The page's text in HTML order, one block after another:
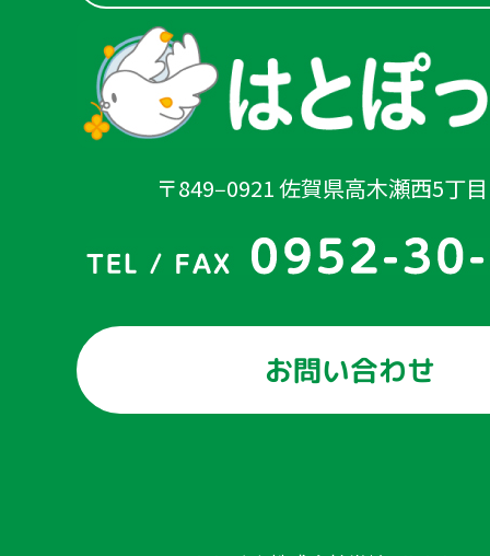
〒849‒0921 佐賀県高木瀬西5丁
お問い合わせ